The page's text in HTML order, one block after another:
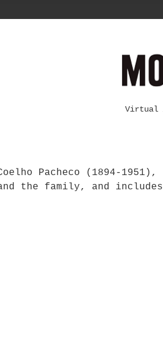
Virtual
Pacheco (1894-
and the family, and